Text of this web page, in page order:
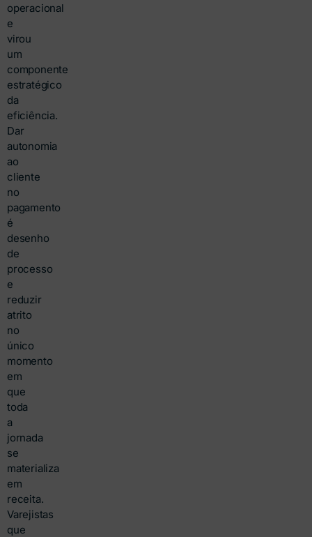
operacional
e
virou
um
componente
estratégico
da
eficiência.
Dar
autonomia
ao
cliente
no
pagamento
é
desenho
de
processo
e
reduzir
atrito
no
único
momento
em
que
toda
a
jornada
se
materializa
em
receita.
Varejistas
que